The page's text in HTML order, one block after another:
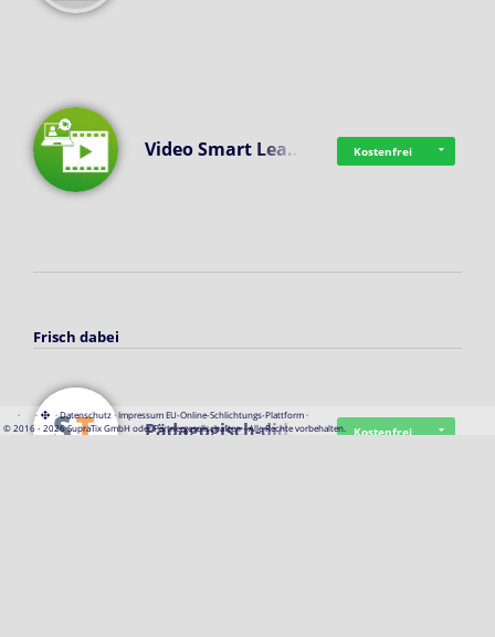
Video Smart Lea… Kostenfrei
Frisch dabei
Pädagogisch-did… Kostenfrei
· · ·Datenschutz·Impressum EU-Online-Schlichtungs-Plattform·
© 2016 - 2026 SupraTix GmbH oder Partnergesellschaften - Alle Rechte vorbehalten.